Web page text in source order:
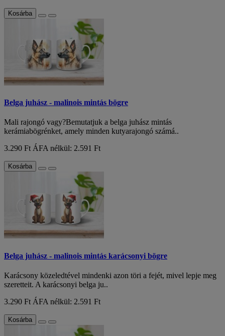
Kosárba
Belga juhász - malinois mintás bögre
Mali rajongó vagy?Bemutatjuk a belga juhász mintás
kerámiabögrénket, amely minden kutyarajongó számá..
3.290 FtÁFA nélkül: 2.591 Ft
Kosárba
Belga juhász - malinois mintás karácsonyi bögre
Karácsony közeledtével mindenki azon töri a fejét, mivel lepje meg
szeretteit. A karácsonyi belga ju..
3.290 Ft ÁFA nélkül: 2.591 Ft
Kosárba